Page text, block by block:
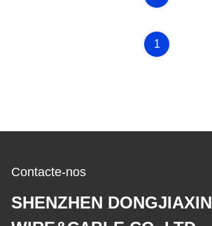
1
Contacte-nos
SHENZHEN DONGJIAXIN